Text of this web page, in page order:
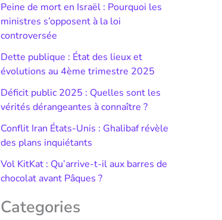
Peine de mort en Israël : Pourquoi les
ministres s’opposent à la loi
controversée
Dette publique : État des lieux et
évolutions au 4ème trimestre 2025
Déficit public 2025 : Quelles sont les
vérités dérangeantes à connaître ?
Conflit Iran États-Unis : Ghalibaf révèle
des plans inquiétants
Vol KitKat : Qu’arrive-t-il aux barres de
chocolat avant Pâques ?
Categories